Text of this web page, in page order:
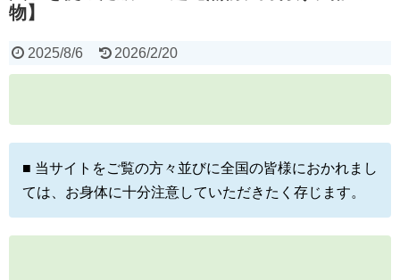
物】
2025/8/6 2026/2/20
■ 当サイトをご覧の方々並びに全国の皆様におかれまし
ては、お身体に十分注意していただきたく存じます。